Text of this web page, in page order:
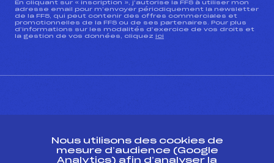
En cliquant sur « inscription », j’autorise la FFS à utiliser mon
adresse email pour m’envoyer périodiquement la newsletter
de la FFS, qui peut contenir des offres commerciales et
promotionnelles de la FFS ou de ses partenaires. Pour plus
d’informations sur les modalités d’exercice de vos droits et
la gestion de vos données, cliquez ici
Nous utilisons des cookies de
mesure d’audience (Google
Analytics) afin d’analyser la